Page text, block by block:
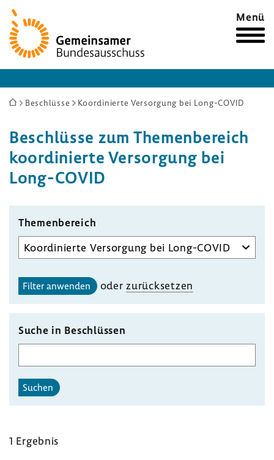
Zur
Startseite
Menü
Sie
hier:
Beschlüsse Koordinierte Versorgung bei Long-COVID
Beschlüsse zum Themen­be­reich
koor­di­nierte Versor­gung bei
Long-​COVID
Themen­be­reich
Unterausschuss
auswählen
Filter anwenden oderzurück­setzen
Suche in Beschlüssen
Suchen
1 Ergebnis